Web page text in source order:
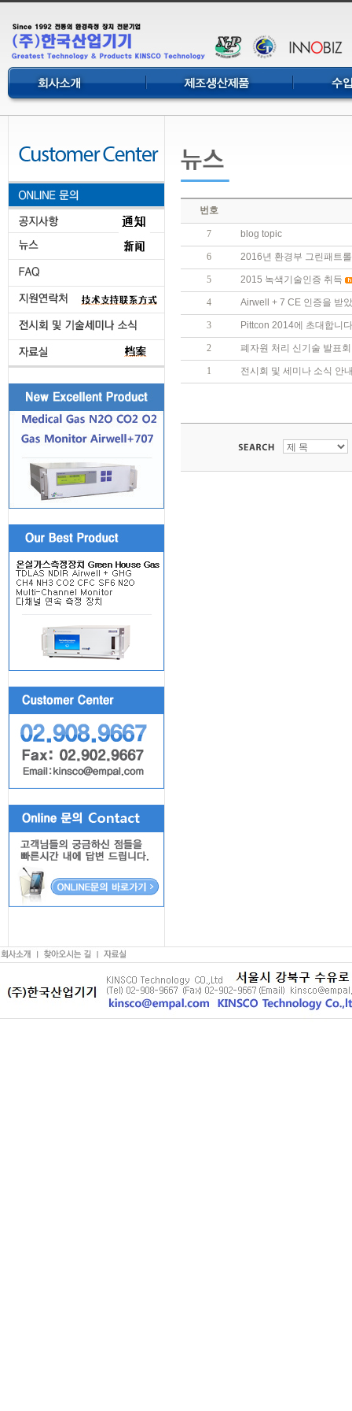
번호
7 blog topic
6 2016년 환경부 그린패트
5 2015 녹색기술인증 취득
4 Airwell + 7 CE 인증을 받
3 Pittcon 2014에 초대합니
2 폐자원 처리 신기술 발표
1 전시회 및 세미나 소식 안